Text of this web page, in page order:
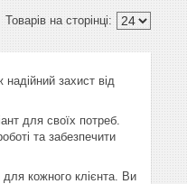
захист від
для своїх потреб.
та забезпечити
кожного клієнта. Ви